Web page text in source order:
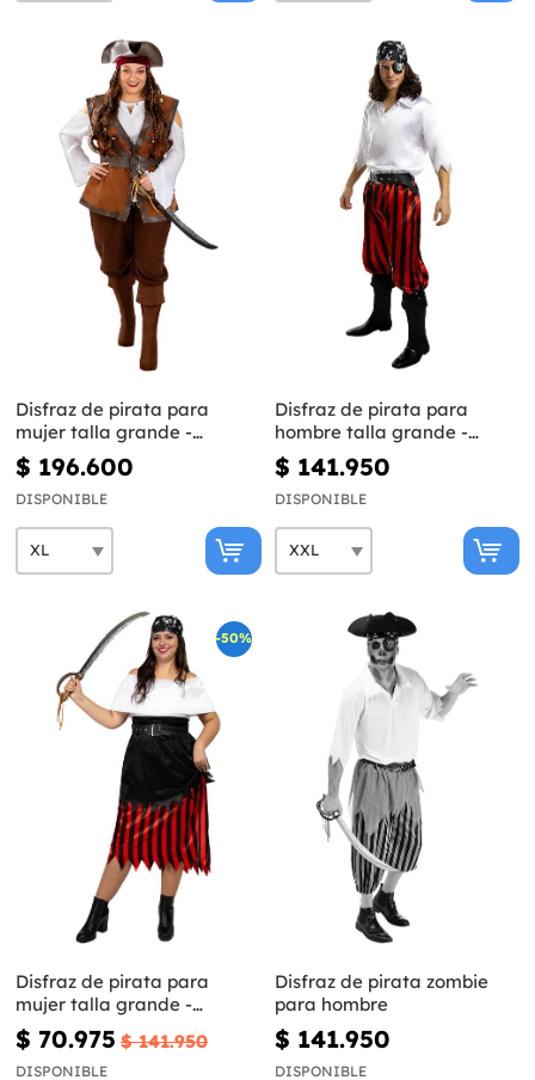
Disfraz de pirata para
mujer talla grande -
Colección Caribe
$ 196.600
DISPONIBLE
Disfraz de pirata para
hombre talla grande -
Colección bucanero
$ 141.950
DISPONIBLE
-50%
Disfraz de pirata para
mujer talla grande -
Colección bucanero
$ 70.975 $ 141.950
DISPONIBLE
Disfraz de pirata zombie
para hombre
$ 141.950
DISPONIBLE